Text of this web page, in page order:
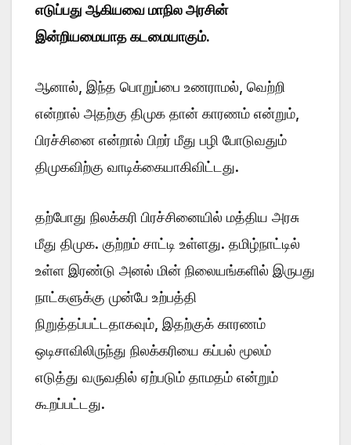
எடுப்பது ஆகியவை மாநில அரசின்
இன்றியமையாத கடமையாகும்.
ஆனால், இந்த பொறுப்பை உணராமல், வெற்றி
என்றால் அதற்கு திமுக தான் காரணம் என்றும்,
பிரச்சினை என்றால் பிறர் மீது பழி போடுவதும்
திமுகவிற்கு வாடிக்கையாகிவிட்டது.
தற்போது நிலக்கரி பிரச்சினையில் மத்திய அரசு
மீது திமுக. குற்றம் சாட்டி உள்ளது. தமிழ்நாட்டில்
உள்ள இரண்டு அனல் மின் நிலையங்களில் இருபது
நாட்களுக்கு முன்பே உற்பத்தி
நிறுத்தப்பட்டதாகவும், இதற்குக் காரணம்
ஒடிசாவிலிருந்து நிலக்கரியை கப்பல் மூலம்
எடுத்து வருவதில் ஏற்படும் தாமதம் என்றும்
கூறப்பட்டது.